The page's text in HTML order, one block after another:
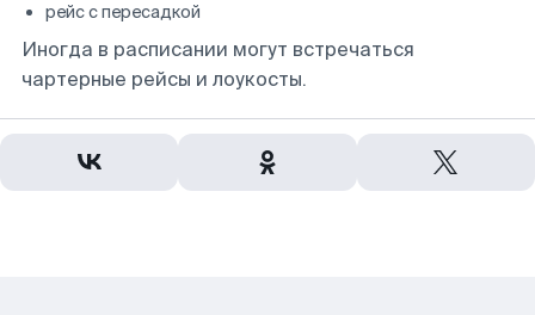
рейс с пересадкой
Иногда в расписании могут встречаться
чартерные рейсы и лоукосты.